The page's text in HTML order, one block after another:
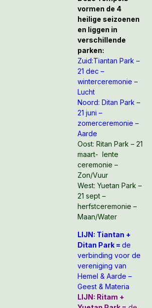
vormen de 4
heilige seizoenen
en liggen in
verschillende
parken:
Zuid:Tiantan Park –
21 dec –
winterceremonie –
Lucht
Noord: Ditan Park –
21 juni –
zomerceremonie –
Aarde
Oost: Ritan Park – 21
maart- lente
ceremonie –
Zon/Vuur
West: Yuetan Park –
21 sept –
herfstceremonie –
Maan/Water
LIJN: Tiantan +
Ditan Park =de
verbinding voor de
vereniging van
Hemel & Aarde –
Geest & Materia
LIJN: Ritam +